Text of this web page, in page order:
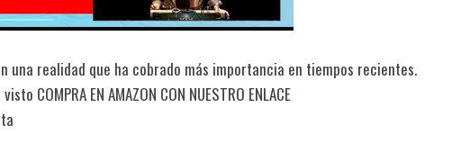
una realidad que ha cobrado más importancia en tiempos recientes.
COMPRA EN AMAZON CON NUESTRO ENLACE